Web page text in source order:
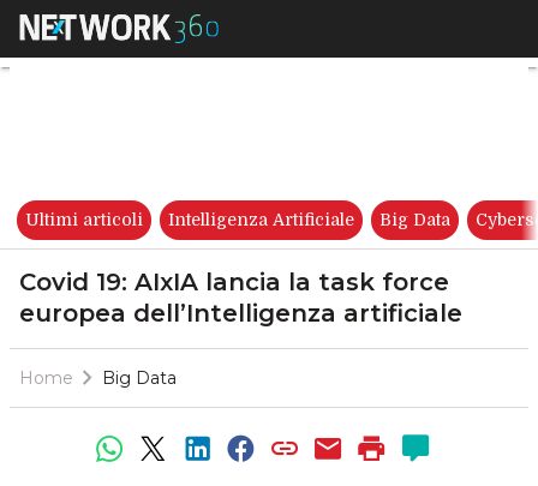
Covid 19: AIxIA lancia la task
Ultimi articoli Intelligenza Artificiale Big Data
Covid 19: AIxIA lancia la task force
europea dell’Intelligenza artificiale
Home Big Data